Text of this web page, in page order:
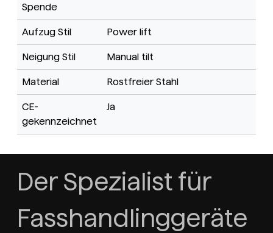
Spende
Aufzug Stil Power lift
Neigung Stil Manual tilt
Material Rostfreier Stahl
CE-
gekennzeichnet
Ja
Der Spezialist für
Fasshandlinggeräte